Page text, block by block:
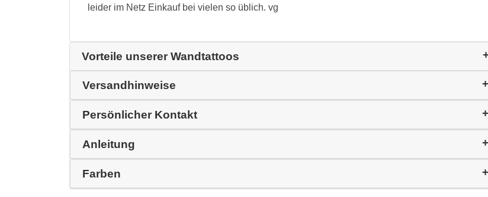
leider im Netz Einkauf bei vielen so üblich. vg
Vorteile unserer Wandtattoos
Versandhinweise
Persönlicher Kontakt
Anleitung
Farben